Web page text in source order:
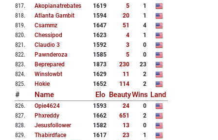
817. Akopianatrebates 1619 5
1
818. Atlanta Gambit 1594 20
1
819. Csammz 1647 51
4
820. Chessipod 1623 4
1
821 . Claudio 3 1592 3
0
822. Pawnderoza 1585 5
0
823. Beprepared 1873 230
23
824. Winslowbt 1629 11
2
825. Hokie 1652 114 2
# Name Elo BeautyWins Land
826. Opie4624 1593 24
0
827. Phxreddy 1662 651
2
828. Jesusfollower 1582 13
0
829. Thabirdface 1617 23
1